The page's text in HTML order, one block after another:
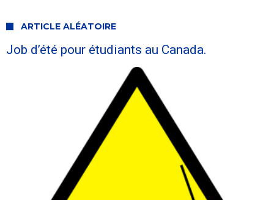
ARTICLE ALÉATOIRE
Job d’été pour étudiants au Canada.